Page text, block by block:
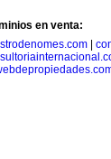
en venta: